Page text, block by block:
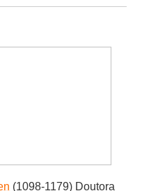
(1098-1179) Doutora